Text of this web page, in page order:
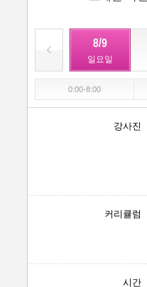
8/9
일요일
0:00-8:00
강사진
커리큘럼
시간